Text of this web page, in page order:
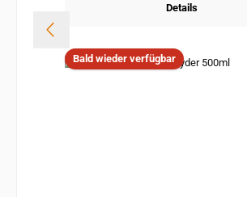
Details
Bald wieder verfügbar